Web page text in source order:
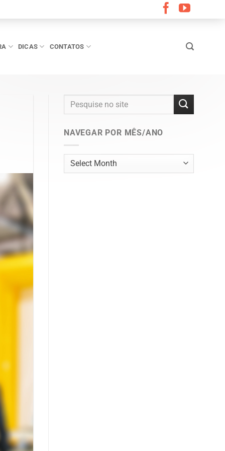
DICAS CONTATOS
NAVEGAR POR MÊS/ANO
Navegar
por